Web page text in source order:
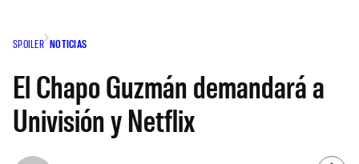
SPOILER NOTICIAS
El Chapo Guzmán demandará a
Univisión y Netflix